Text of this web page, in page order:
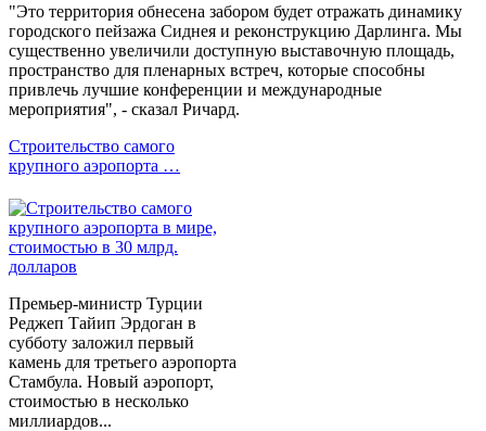
"Это территория обнесена забором будет отражать динамику
городского пейзажа Сиднея и реконструкцию Дарлинга. Мы
существенно увеличили доступную выставочную площадь,
пространство для пленарных встреч, которые способны
привлечь лучшие конференции и международные
мероприятия", - сказал Ричард.
Строительство самого
крупного аэропорта …
Премьер-министр Турции
Реджеп Тайип Эрдоган в
субботу заложил первый
камень для третьего аэропорта
Стамбула. Новый аэропорт,
стоимостью в несколько
миллиардов...